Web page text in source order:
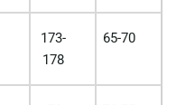
173-
178
65-70